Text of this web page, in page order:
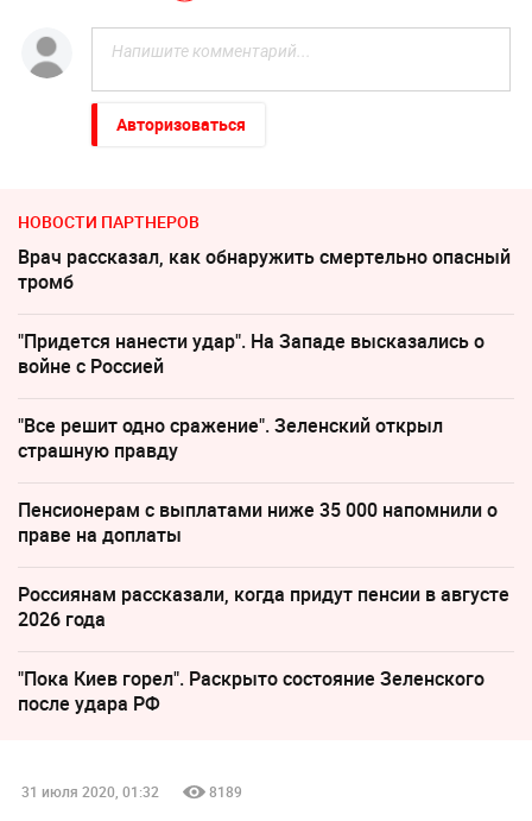
Авторизоваться
НОВОСТИ ПАРТНЕРОВ
Врач рассказал, как обнаружить смертельно опасный
тромб
"Придется нанести удар". На Западе высказались о
войне с Россией
"Все решит одно сражение". Зеленский открыл
страшную правду
Пенсионерам с выплатами ниже 35 000 напомнили о
праве на доплаты
Россиянам рассказали, когда придут пенсии в августе
2026 года
"Пока Киев горел". Раскрыто состояние Зеленского
после удара РФ
31 июля 2020, 01:32 8189